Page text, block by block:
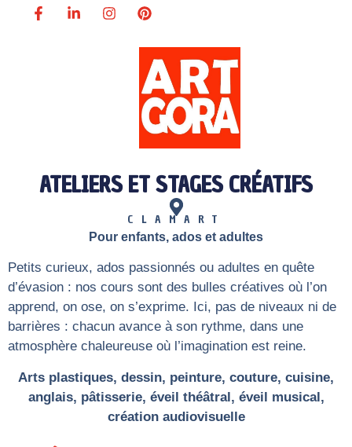
ATELIERS ET STAGES CRÉATIFS
CLAMART
Pour enfants, ados et adultes
Petits curieux, ados passionnés ou adultes en quête
d’évasion : nos cours sont des bulles créatives où l’on
apprend, on ose, on s’exprime. Ici, pas de niveaux ni de
barrières : chacun avance à son rythme, dans une
atmosphère chaleureuse où l’imagination est reine.
Arts plastiques, dessin, peinture, couture, cuisine,
anglais, pâtisserie, éveil théâtral, éveil musical,
création audiovisuelle